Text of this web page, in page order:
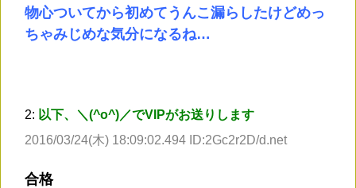
物心ついてから初めてうんこ漏らしたけどめっ
ちゃみじめな気分になるね…
2: 以下、＼(^o^)／でVIPがお送りします
2016/03/24(木) 18:09:02.494 ID:2Gc2r2D/d.net
合格